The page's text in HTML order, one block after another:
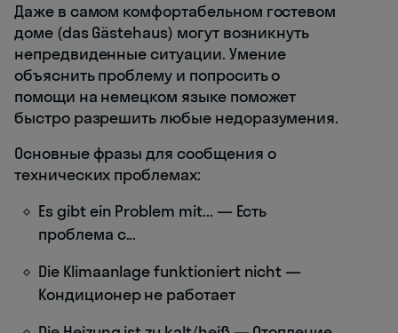
Даже в самом комфортабельном гостевом
доме (das Gästehaus) могут возникнуть
непредвиденные ситуации. Умение
объяснить проблему и попросить о
помощи на немецком языке поможет
быстро разрешить любые недоразумения.
Основные фразы для сообщения о
технических проблемах:
Es gibt ein Problem mit... — Есть
проблема с...
Die Klimaanlage funktioniert nicht —
Кондиционер не работает